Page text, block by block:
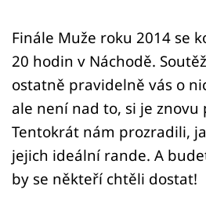
Sledujte nás
Finále Muže roku 2014 se
20 hodin v Náchodě.
ostatně pravidelně vás o
ale není nad to, si je
Tentokrát nám prozradili,
jejich ideální rande. A
by se někteří chtěli dostat!